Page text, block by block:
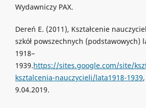
Wydawniczy PAX.
Dereń E. (2011), Kształcenie
szkół powszechnych (podstawowych)
1918–
1939.https://sites.google.com/site/
ksztalcenia-nauczycieli/lata1918-1939,
9.04.2019.